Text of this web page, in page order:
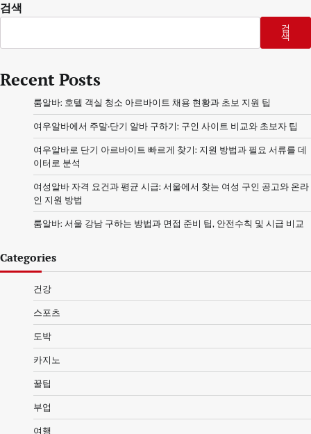
검색
검
색
Recent Posts
룸알바: 호텔 객실 청소 아르바이트 채용 현황과 초보 지원 팁
여우알바에서 주말·단기 알바 구하기: 구인 사이트 비교와 초보자 팁
여우알바로 단기 아르바이트 빠르게 찾기: 지원 방법과 필요 서류를 데
이터로 분석
여성알바 자격 요건과 평균 시급: 서울에서 찾는 여성 구인 공고와 온라
인 지원 방법
룸알바: 서울 강남 구하는 방법과 면접 준비 팁, 안전수칙 및 시급 비교
Categories
건강
스포츠
도박
카지노
꿀팁
부업
여행